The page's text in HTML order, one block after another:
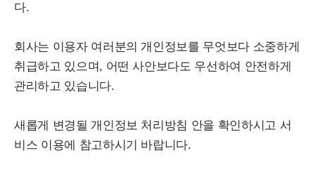
다.
회사는 이용자 여러분의 개인정보를 무엇보다 소중하게
취급하고 있으며, 어떤 사안보다도 우선하여 안전하게
관리하고 있습니다.
새롭게 변경될 개인정보 처리방침 안을 확인하시고 서
비스 이용에 참고하시기 바랍니다.